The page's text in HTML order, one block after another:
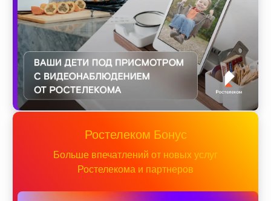
Ростелеком Бонус
Больше впечатлений от новых услуг
Ростелекома и партнеров